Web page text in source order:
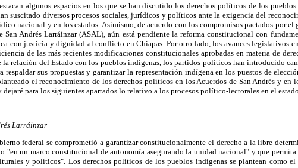
algunos espacios en los que se han discutido los derechos políticos de los
suscitado diversos procesos sociales, jurídicos y políticos ante la exigencia del
nacional y en los estados. Asimismo, de acuerdo con los compromisos pactados por el
San Andrés Larráinzar (ASAL), aún está pendiente la reforma constitucional con
con justicia y dignidad al conflicto en Chiapas. Por otro lado, los avances legislativos en
de las más recientes modificaciones constitucionales aprobadas en materia de
la relación del Estado con los pueblos indígenas, los partidos políticos han introducido
respaldar sus propuestas y garantizar la representación indígena en los puestos de
el reconocimiento de los derechos políticos en los Acuerdos de San Andrés y en
para los siguientes apartados lo relativo a los procesos político-lectorales en el estado
Larráinzar
federal se comprometió a garantizar constitucionalmente el derecho a la libre
"en un marco constitucional de autonomía asegurando la unidad nacional" y que permita
y políticos". Los derechos políticos de los pueblos indígenas se plantean como